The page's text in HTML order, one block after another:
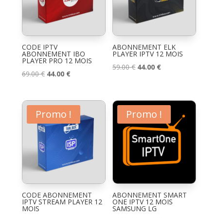
CODE IPTV
ABONNEMENT IBO
PLAYER PRO 12 MOIS
69.00€ Le
initial
était :
69.00 €.
44.00 €Le
actuel
est :
44.00 €.
ABONNEMENT ELK
PLAYER IPTV 12 MOIS
59.00€ Le
était :
59.00 €.
44.00 €Le
est :
44.00 €.
Promo !
CODE ABONNEMENT
IPTV STREAM PLAYER 12
MOIS
Promo !
ABONNEMENT SMART
ONE IPTV 12 MOIS
SAMSUNG LG